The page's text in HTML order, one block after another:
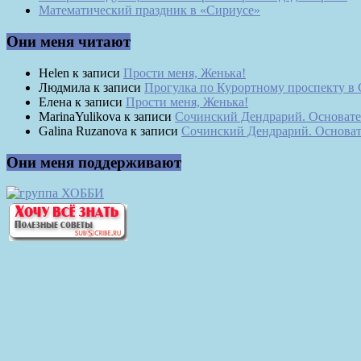
Математический праздник в «Сириусе»
Они меня читают
Helen к записи Прости меня, Женька!
Людмила к записи Прогулка по Курортному проспекту в
Елена к записи Прости меня, Женька!
MarinaYulikova к записи Сочинский Дендрарий.
Galina Ruzanova к записи Сочинский Дендрарий.
Они меня поддерживают